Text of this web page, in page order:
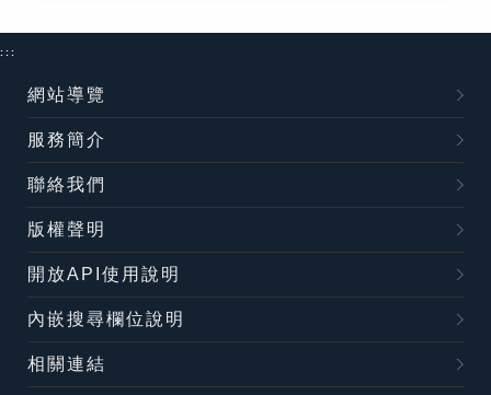
:::
網站導覽
服務簡介
聯絡我們
版權聲明
開放API使用說明
內嵌搜尋欄位說明
相關連結